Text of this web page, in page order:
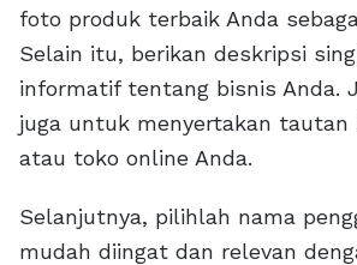
foto produk terbaik Anda
Selain itu, berikan deskripsi
informatif tentang bisnis Anda.
juga untuk menyertakan tautan
atau toko online Anda.
Selanjutnya, pilihlah nama
mudah diingat dan relevan